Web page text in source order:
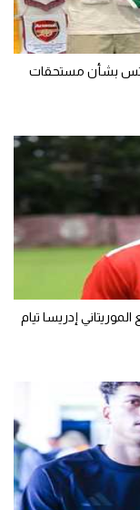
بشأن مستحقات
إدريسا تيام